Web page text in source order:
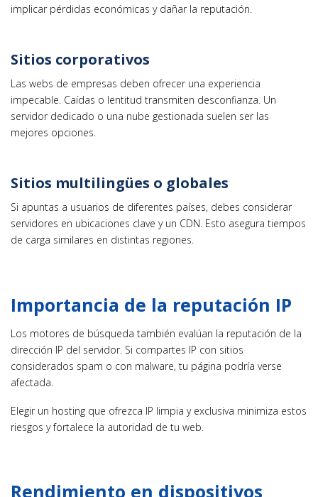
implicar pérdidas económicas y dañar la reputación.
Sitios corporativos
Las webs de empresas deben ofrecer una experiencia
impecable. Caídas o lentitud transmiten desconfianza. Un
servidor dedicado o una nube gestionada suelen ser las
mejores opciones.
Sitios multilingües o globales
Si apuntas a usuarios de diferentes países, debes considerar
servidores en ubicaciones clave y un CDN. Esto asegura tiempos
de carga similares en distintas regiones.
Importancia de la reputación IP
Los motores de búsqueda también evalúan la reputación de la
dirección IP del servidor. Si compartes IP con sitios
considerados spam o con malware, tu página podría verse
afectada.
Elegir un hosting que ofrezca IP limpia y exclusiva minimiza estos
riesgos y fortalece la autoridad de tu web.
Rendimiento en dispositivos